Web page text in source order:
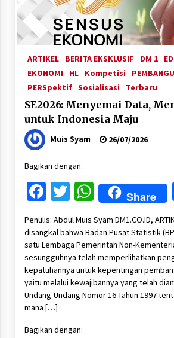
ARTIKEL BERITA EKSKLUSIF DM 1
EKONOMI
HL Kompetisi
PERSpektif Sosialisasi Terbaru
SE2026: Menyemai Data,
untuk Indonesia Maju
Muis Syam 26/07/2026
Bagikan dengan:
Facebook
Twitter
WhatsApp
Share
Penulis: Abdul Muis Syam DM1.CO.ID,
disangkal bahwa Badan Pusat Statistik
satu Lembaga Pemerintah Non-
sesungguhnya telah memperlihatkan
kepatuhannya untuk kepentingan
yaitu melalui kewajibannya yang telah
Undang-Undang Nomor 16 Tahun 1997
mana […]
Bagikan dengan: